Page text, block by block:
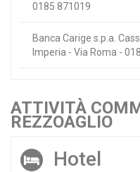
0185 871019
Banca Carige s.p.a.
Imperia - Via Roma -
ATTIVITÀ
REZZOAGLIO
Hotel